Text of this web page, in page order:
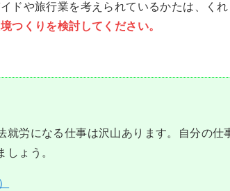
ドや旅行業を考えられているかたは、く
つくりを検討してください。
就労になる仕事は沢山あります。自分の
ょう。